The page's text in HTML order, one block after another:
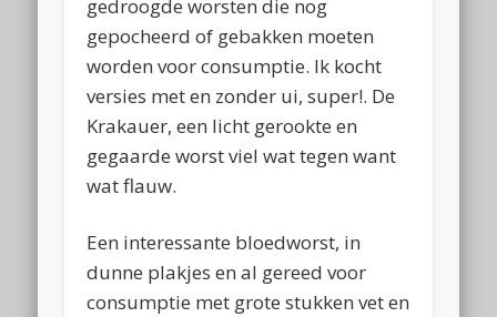
gedroogde worsten die nog
gepocheerd of gebakken moeten
worden voor consumptie. Ik kocht
versies met en zonder ui, super!. De
Krakauer, een licht gerookte en
gegaarde worst viel wat tegen want
wat flauw.
Een interessante bloedworst, in
dunne plakjes en al gereed voor
consumptie met grote stukken vet en